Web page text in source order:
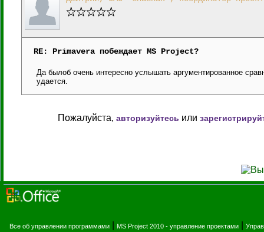
RE: Primavera побеждает MS Project?
Да былоб очень интересно услышать аргументированное
удается.
Пожалуйста, авторизуйтесь или
Все об управлении программами MS Project 2010 - управление проектами